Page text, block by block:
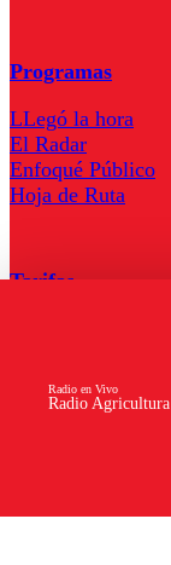
Radio Agricultura
Radio en Vivo
Programas
LLegó la hora
El Radar
Enfoqué Público
Hoja de Ruta
Tarifas